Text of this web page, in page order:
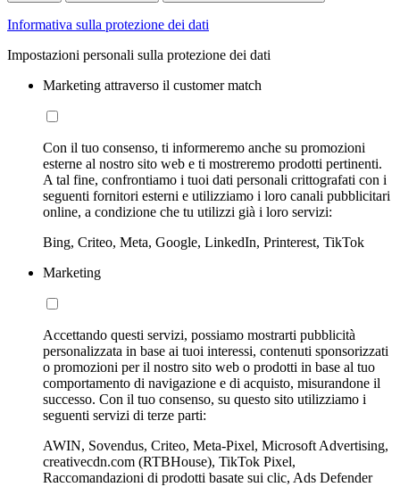
Informativa sulla protezione dei dati
Impostazioni personali sulla protezione dei dati
Marketing attraverso il customer match
Con il tuo consenso, ti informeremo anche su promozioni
esterne al nostro sito web e ti mostreremo prodotti pertinenti.
A tal fine, confrontiamo i tuoi dati personali crittografati con i
seguenti fornitori esterni e utilizziamo i loro canali pubblicitari
online, a condizione che tu utilizzi già i loro servizi:
Bing, Criteo, Meta, Google, LinkedIn, Printerest, TikTok
Marketing
Accettando questi servizi, possiamo mostrarti pubblicità
personalizzata in base ai tuoi interessi, contenuti sponsorizzati
o promozioni per il nostro sito web o prodotti in base al tuo
comportamento di navigazione e di acquisto, misurandone il
successo. Con il tuo consenso, su questo sito utilizziamo i
seguenti servizi di terze parti:
AWIN, Sovendus, Criteo, Meta-Pixel, Microsoft Advertising,
creativecdn.com (RTBHouse), TikTok Pixel,
Raccomandazioni di prodotti basate sui clic, Ads Defender